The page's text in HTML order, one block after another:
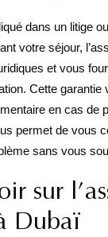
dans un litige
votre séjour,
et vous
Cette garantie
en cas de
permet de vous
sans vous
sur
Dubaï